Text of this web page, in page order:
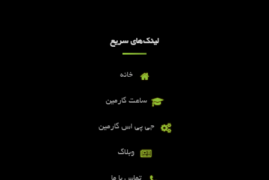
لینک‌های سریع
خانه
ساعت گارمین
جی پی اس گارمین
وبلاگ